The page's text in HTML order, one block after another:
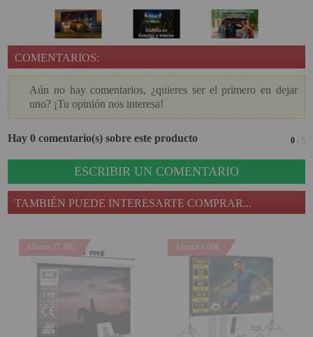
COMENTARIOS:
Aún no hay comentarios, ¿quieres ser el primero en dejar
uno? ¡Tu opinión nos interesa!
Hay 0 comentario(s) sobre este producto 0/ 5
ESCRIBIR UN COMENTARIO
TAMBIÉN PUEDE INTERESARTE COMPRAR...
Ahorra 37,48€ Ahorra 4,00€